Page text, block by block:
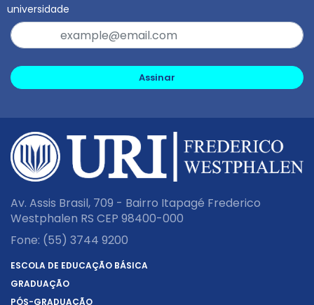
universidade
Assinar
Av. Assis Brasil, 709 - Bairro Itapagé Frederico
Westphalen RS CEP 98400-000
Fone: (55) 3744 9200
ESCOLA DE EDUCAÇÃO BÁSICA
GRADUAÇÃO
PÓS-GRADUAÇÃO